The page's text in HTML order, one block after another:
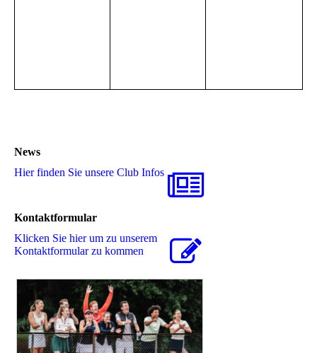
News
Hier finden Sie unsere Club Infos
Kontaktformular
Klicken Sie hier um zu unserem
Kon­takt­for­mu­lar zu kommen